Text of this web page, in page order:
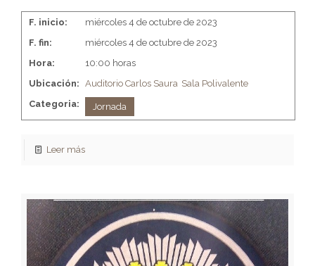
F. inicio:
miércoles 4 de octubre de 2023
F. fin:
miércoles 4 de octubre de 2023
Hora:
10:00 horas
Ubicación: Auditorio Carlos Saura Sala Polivalente
Categoria:
Jornada
Leer más